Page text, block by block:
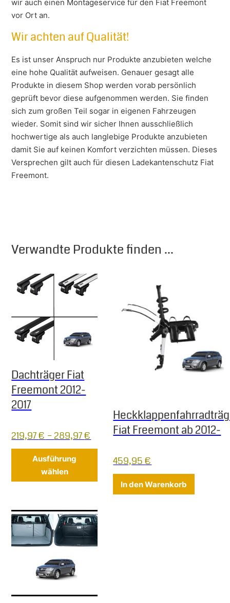
wir auch einen Montageservice für den Fiat Freemont
vor Ort an.
Wir achten auf Qualität!
Es ist unser Anspruch nur Produkte anzubieten welche
eine hohe Qualität aufweisen. Genauer gesagt alle
Produkte in diesem Shop werden vorab persönlich
geprüft bevor diese aufgenommen werden. Sie finden
sich zum großen Teil sogar in eigenen Fahrzeugen
wieder. Somit sind wir sicher Ihnen ausschließlich
hochwertige als auch langlebige Produkte anzubieten
damit Sie auf keinen Komfort verzichten müssen. Dieses
Versprechen gilt auch für diesen Ladekantenschutz Fiat
Freemont.
Verwandte Produkte finden ...
Dachträger Fiat
Freemont 2012-
2017
219,97€ –289,97€
Ausführung
wählen
Fiat Freemont ab 2012-
459,95€
In den Warenkorb